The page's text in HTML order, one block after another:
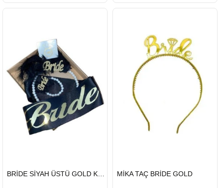
HIZLI
GÖNDERİ
GÖNDERİ
MİKA TAÇ BRİDE GOLD